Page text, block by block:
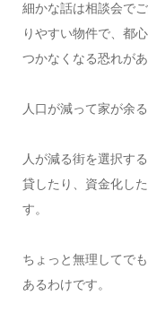
細かな話は相談会で
りやすい物件で、都
つかなくなる恐れが
人口が減って家が余る
人が減る街を選択す
貸したり、資金化し
す。
ちょっと無理してで
あるわけです。